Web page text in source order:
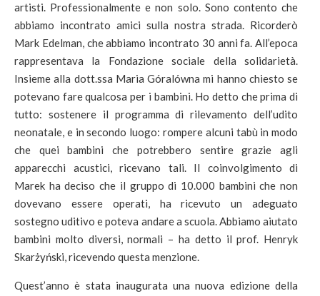
artisti. Professionalmente e non solo. Sono contento che
abbiamo incontrato amici sulla nostra strada. Ricorderò
Mark Edelman, che abbiamo incontrato 30 anni fa. All’epoca
rappresentava la Fondazione sociale della solidarietà.
Insieme alla dott.ssa Maria Góralówna mi hanno chiesto se
potevano fare qualcosa per i bambini. Ho detto che prima di
tutto: sostenere il programma di rilevamento dell’udito
neonatale, e in secondo luogo: rompere alcuni tabù in modo
che quei bambini che potrebbero sentire grazie agli
apparecchi acustici, ricevano tali. Il coinvolgimento di
Marek ha deciso che il gruppo di 10.000 bambini che non
dovevano essere operati, ha ricevuto un adeguato
sostegno uditivo e poteva andare a scuola. Abbiamo aiutato
bambini molto diversi, normali – ha detto il prof. Henryk
Skarżyński, ricevendo questa menzione.
Quest’anno è stata inaugurata una nuova edizione della